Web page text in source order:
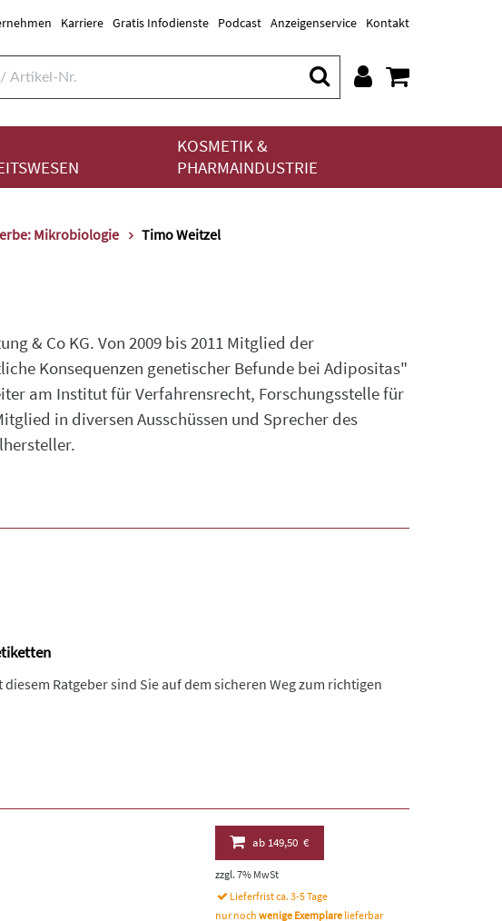
Karriere Gratis Infodienste Podcast Anzeigenservice Kontakt
KOSMETIK &
PHARMAINDUSTRIE
Mikrobiologie Timo Weitzel
& Co KG. Von 2009 bis 2011 Mitglied der
Konsequenzen genetischer Befunde bei Adipositas"
am Institut für Verfahrensrecht, Forschungsstelle für
in diversen Ausschüssen und Sprecher des
Ratgeber sind Sie auf dem sicheren Weg zum richtigen
ab149,50 €
zzgl. 7% MwSt
Lieferfrist ca. 3-5 Tage
nur nochwenige Exemplare lieferbar